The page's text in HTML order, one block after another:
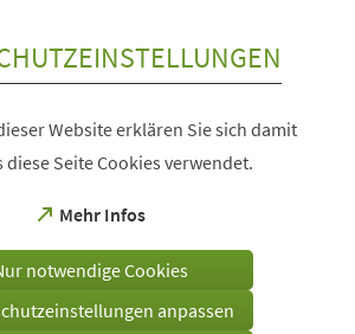
Website erklären Sie sich damit
Seite Cookies verwendet.
Mehr Infos
(Öffnet
einem
Tab)
notwendige Cookies
anpassen